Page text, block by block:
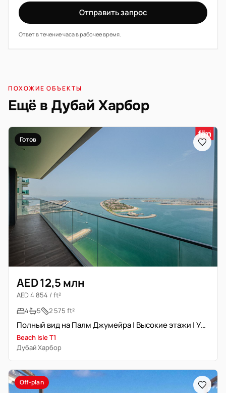
Отправить запрос
Ответ в течение часа в рабочее время.
ПОХОЖИЕ ОБЪЕКТЫ
Ещё в Дубай Харбор
Готов
AED 12,5 млн
AED 4 854 / ft²
4
5 2 575 ft²
Полный вид на Палм Джумейра | Высокие этажи | Уникальная планировка
Beach Isle T1
Дубай Харбор
Off-plan